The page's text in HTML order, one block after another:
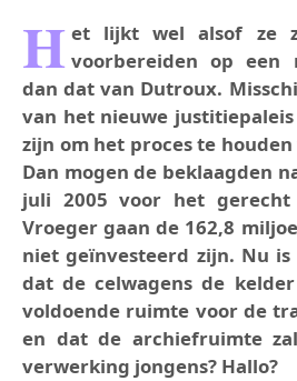
H et lijkt wel alsof ze
voorbereiden op een
dan dat van Dutroux.
van het nieuwe
zijn om het proces te
Dan mogen de beklaagden
juli 2005 voor het gerecht
Vroeger gaan de 162,8
niet geïnvesteerd zijn. Nu
dat de celwagens de
voldoende ruimte voor de
en dat de archiefruimte
verwerking jongens? Hallo?